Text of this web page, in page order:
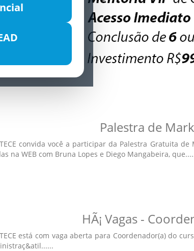
Palestra de
convida você a participar da Palestra Gratuita
na WEB com Bruna Lopes e Diego Mangabeira,
HÃ¡ Vagas -
está com vaga aberta para Coordenador(a) do